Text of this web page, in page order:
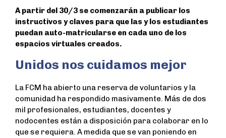
A partir del 30/3 se comenzarán a publicar los
instructivos y claves para que las y los estudiantes
puedan auto-matricularse en cada uno de los
espacios virtuales creados.
Unidos nos cuidamos mejor
La FCM ha abierto una reserva de voluntarios y la
comunidad ha respondido masivamente. Más de dos
mil profesionales, estudiantes, docentes y
nodocentes están a disposición para colaborar en lo
que se requiera. A medida que se van poniendo en